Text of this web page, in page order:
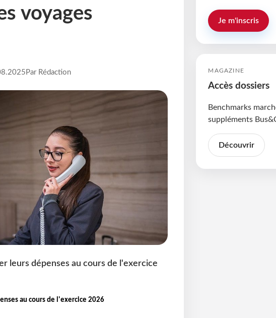
voyages
Par Rédaction
leurs dépenses au cours de l'exercice
au cours de l'exercice 2026
Je m'inscris
MAGAZINE
Accès dossiers
Benchmarks
suppléments
Découvrir